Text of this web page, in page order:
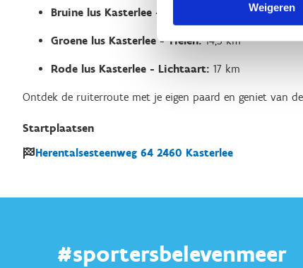
Weigeren
Bruine lus Kasterlee - Witte Bergen: 6,32 km
Groene lus Kasterlee - Tielen:14,5 km
Rode lus Kasterlee - Lichtaart: 17 km
Ontdek de ruiterroute met je eigen paard en geniet van
Startplaatsen
Herentalsesteenweg 64 2460 Kasterlee
#sportersbelevenmeer